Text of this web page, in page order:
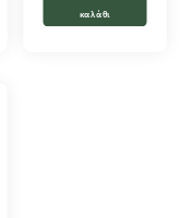
καλάθι